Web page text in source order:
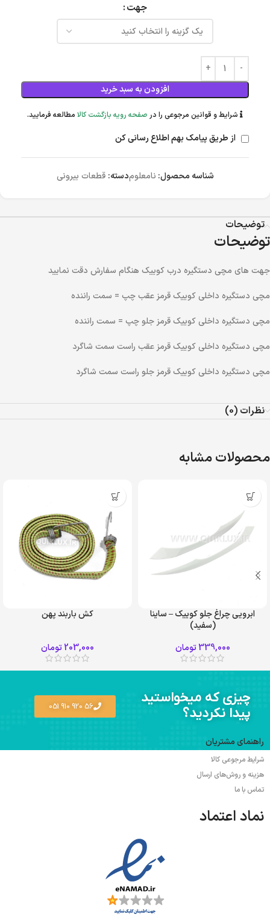
جهت
افزودن به سبد خرید
شرایط و قوانین مرجوعی را در صفحه رویه بازگشت کالا مطالعه فرمایید.
از طریق پیامک بهم اطلاع رسانی کن
شناسه محصول: نامعلومدسته: قطعات بیرونی
توضیحات
توضیحات
جهت های مچی دستگیره درب کوییک هنگام سفارش دقت نمایید
مچی دستگیره داخلی کوییک قرمز عقب چپ = سمت راننده
مچی دستگیره داخلی کوییک قرمز جلو چپ = سمت راننده
مچی دستگیره داخلی کوییک قرمز عقب راست سمت شاگرد
مچی دستگیره داخلی کوییک قرمز جلو راست سمت شاگرد
نظرات (0)
محصولات مشابه
ابرویی چراغ جلو کوییک – ساینا
(سفید)
339,000 تومان
کش باربند پهن
203,000تومان
چیزی که میخواستید
پیدا نکردید؟
56 920 910 051
راهنمای مشتریان
شرایط مرجوعی کالا
هزینه و روش‌های ارسال
تماس با ما
نماد اعتماد